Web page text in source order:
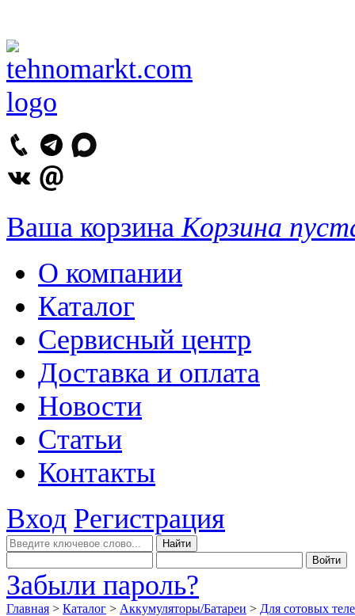
Ваша корзина Корзина
О компании
Каталог
Сервисный центр
Доставка и оплата
Новости
Статьи
Контакты
Вход Регистрация
Забыли пароль?
Главная > Каталог > Аккумуляторы/Батареи > Для сотовых